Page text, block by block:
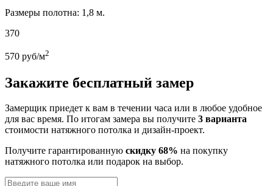
Размеры полотна: 1,8 м.
370
570 руб/м2
Закажите бесплатный замер
Замерщик приедет к вам в течении часа или в любое удобное
для вас время. По итогам замера вы получите 3 варианта
стоимости натяжного потолка и дизайн-проект.
Получите гарантированную скидку 68% на покупку
натяжного потолка или подарок на выбор.